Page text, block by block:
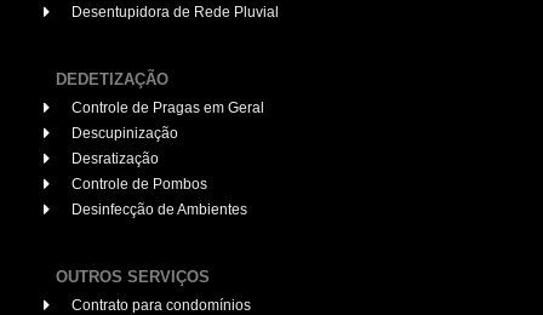
Desentupidora de Rede Pluvial
DEDETIZAÇÃO
Controle de Pragas em Geral
Descupinização
Desratização
Controle de Pombos
Desinfecção de Ambientes
OUTROS SERVIÇOS
Contrato para condomínios